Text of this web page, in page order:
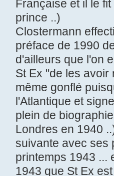
Française et il le
prince ..)
Clostermann
préface de 1990
d'ailleurs que l'on
St Ex "de les avoir
même gonflé
l'Atlantique et
plein de
Londres en 1940
suivante avec ses
printemps 1943 ...
1943 que St Ex